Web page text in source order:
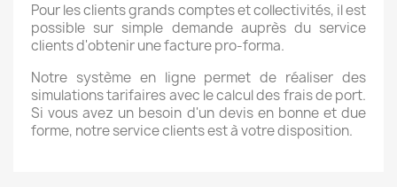
Pour les clients grands comptes et collectivités, il est
possible sur simple demande auprès du service
clients d'obtenir une facture pro-forma.
Notre système en ligne permet de réaliser des
simulations tarifaires avec le calcul des frais de port.
Si vous avez un besoin d'un devis en bonne et due
forme, notre service clients est à votre disposition.